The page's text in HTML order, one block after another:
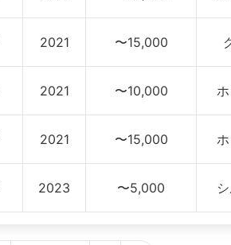
2021 〜15,000
2021 〜10,000
2021 〜15,000
2023 〜5,000